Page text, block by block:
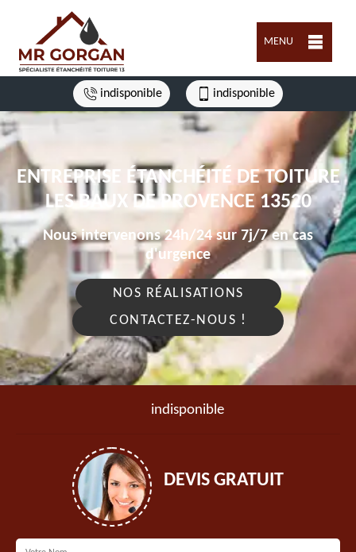
MENU
indisponible indisponible
ENTREPRISE ÉTANCHÉITÉ DE TOITURE
LES BAUX DE PROVENCE 13520
Nous intervenons 24h/24 sur 7j/7 en cas
d'urgence
NOS RÉALISATIONS
CONTACTEZ-NOUS !
indisponible
DEVIS GRATUIT